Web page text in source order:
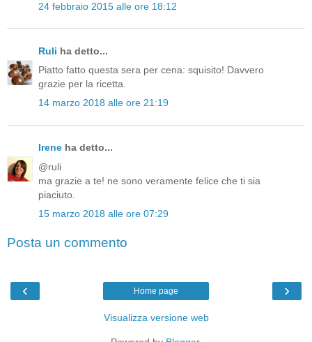
24 febbraio 2015 alle ore 18:12
Ruli ha detto...
Piatto fatto questa sera per cena: squisito! Davvero
grazie per la ricetta.
14 marzo 2018 alle ore 21:19
Irene ha detto...
@ruli
ma grazie a te! ne sono veramente felice che ti sia
piaciuto.
15 marzo 2018 alle ore 07:29
Posta un commento
‹ ›
Home page
Visualizza versione web